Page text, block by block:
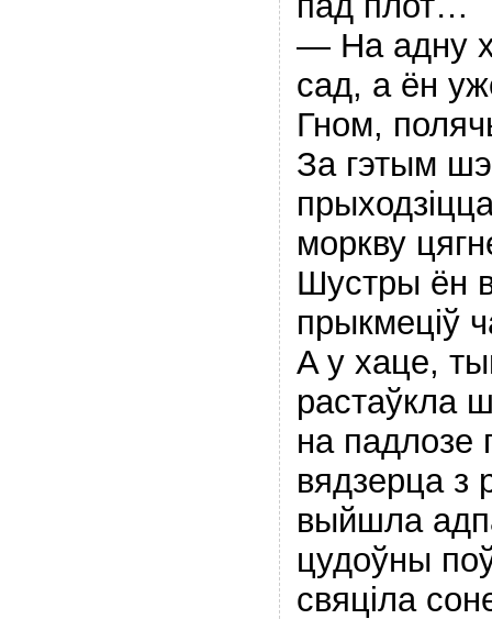
— На адну
сад, a ён
Гном,
За гэтым
моркву
Шустры ён
прыкмецiў
A у хаце,
растаўкла
на падлозе
вядзерца з
выйшла
цудоўны
свяцiла